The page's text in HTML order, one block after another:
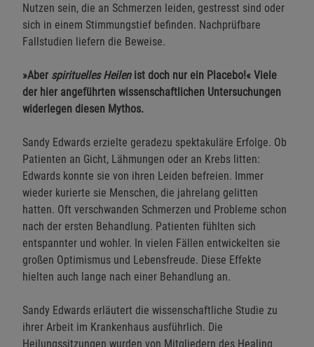
Nutzen sein, die an Schmerzen leiden, gestresst sind oder
sich in einem Stimmungstief befinden. Nachprüfbare
Fallstudien liefern die Beweise.
»Aber spirituelles Heilenist doch nur ein Placebo!« Viele
der hier angeführten wissenschaftlichen Untersuchungen
widerlegen diesen Mythos.
Sandy Edwards erzielte geradezu spektakuläre Erfolge. Ob
Patienten an Gicht, Lähmungen oder an Krebs litten:
Edwards konnte sie von ihren Leiden befreien. Immer
wieder kurierte sie Menschen, die jahrelang gelitten
hatten. Oft verschwanden Schmerzen und Probleme schon
nach der ersten Behandlung. Patienten fühlten sich
entspannter und wohler. In vielen Fällen entwickelten sie
großen Optimismus und Lebensfreude. Diese Effekte
hielten auch lange nach einer Behandlung an.
Sandy Edwards erläutert die wissenschaftliche Studie zu
ihrer Arbeit im Krankenhaus ausführlich. Die
Heilungssitzungen wurden von Mitgliedern des Healing